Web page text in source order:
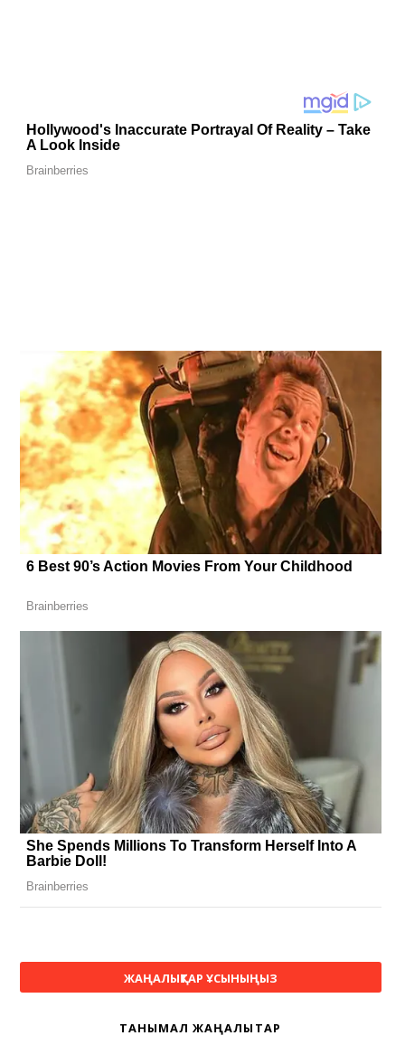
ЖАҢАЛЫҚТАР ҰСЫНЫҢЫЗ
ТАНЫМАЛ ЖАҢАЛЫҚТАР